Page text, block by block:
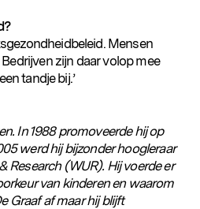
Mensen
zijn daar volop mee
tandje bij.’
In 1988 promoveerde hij op
werd hij bijzonder hoogleraar
Research (WUR). Hij voerde er
van kinderen en waarom
Graaf af maar hij blijft